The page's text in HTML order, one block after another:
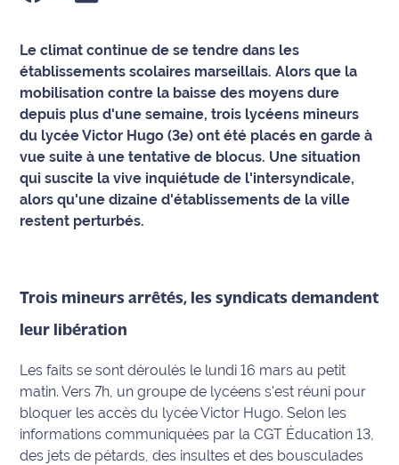
Emploi
Info
route
Justice
Politique
Santé
Social
Transport
Le climat continue de se tendre dans les
établissements scolaires marseillais. Alors que la
mobilisation contre la baisse des moyens dure
depuis plus d'une semaine, trois lycéens mineurs
du lycée Victor Hugo (3e) ont été placés en garde à
vue suite à une tentative de blocus. Une situation
qui suscite la vive inquiétude de l'intersyndicale,
alors qu'une dizaine d'établissements de la ville
restent perturbés.
Trois mineurs arrêtés, les syndicats demandent
leur libération
Les faits se sont déroulés le lundi 16 mars au petit
matin. Vers 7h, un groupe de lycéens s'est réuni pour
bloquer les accès du lycée Victor Hugo. Selon les
informations communiquées par la CGT Éducation 13,
des jets de pétards, des insultes et des bousculades